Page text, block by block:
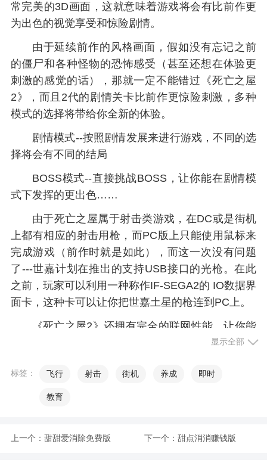
常完美的3D画面，这就意味着游戏将会有比前作更
为出色的视觉享受和惊险剧情。
由于延续前作的风格画面，假如没有忘记之前
的僵尸和各种怪物的恐怖感受（甚至还想在体验更
刺激的感觉的话），那就一定不能错过《死亡之屋
2》，而且2代的剧情关卡比前作更惊险刺激，多种
模式的选择将带给你全新的体验。
剧情模式--按照剧情发展来进行游戏，不同的选
择将会有不同的结局
BOSS模式--直接挑战BOSS，让你能在剧情模
式下发挥的更出色……
由于死亡之屋属于射击类游戏，在DC或是街机
上都有相应的射击用枪，而PC版上只能使用鼠标来
完成游戏（前作时就是如此），而这一次没有问题
了---世嘉计划在推出的支持USB接口的光枪。在此
之前，玩家可以利用一种称作IF-SEGA2的 IO数据界
面卡，这种卡可以让你把世嘉土星的枪连到PC上。
《死亡之屋2》还拥有完全的联网性能，让你能
够和你的朋友享受两人作战。其中玩家甚至可以选
游戏特色
戏，要求玩家具备一定的射击能力，成为鸡挑战中
显示全部
标签： 飞行 射击 街机 养成 即时
教育
上一个： 甜甜爱消除免费版 下一个： 甜点消消赚钱版